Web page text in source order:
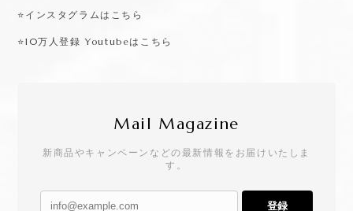
⭐️インスタグラムはこちら
⭐️10万人登録 Youtubeはこちら
Mail Magazine
新商品やキャンペーンなどの最新情報をお届けいたしま
す。
登録